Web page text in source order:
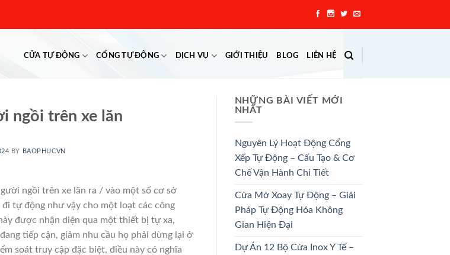
CỬA TỰ ĐỘNG CỔNG TỰ ĐỘNG DỊCH VỤ GIỚI THIỆU BLOG LIÊN HỆ
ngồi trên xe lăn
BY BAOPHUCVN
ngồi trên xe lăn ra / vào một số cơ sở
tự động như vậy cho một loạt các công
được nhận diện qua một thiết bị tự xa,
tiếp cận, giảm nhu cầu họ phải dừng lại ở
soát truy cập đặc biệt, điều này có nghĩa
NHỮNG BÀI VIẾT MỚI
NHẤT
Nguyên Lý Hoạt Động Cổng
Xếp Tự Động – Cấu Tạo & Cơ
Chế Vận Hành Chi Tiết
Cửa Mở Xoay Tự Động – Giải
Pháp Tự Động Hóa Không
Gian Hiện Đại
Dự Án 12 Bộ Cửa Inox Y Tế –